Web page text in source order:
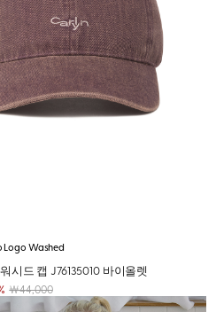
Logo Washed
시드 캡 J76135010 바이올렛
￦44,000